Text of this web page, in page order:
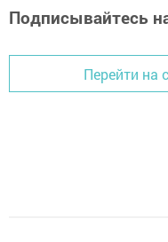
Подписывайтесь
Перейти на